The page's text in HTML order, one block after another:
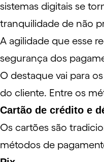
sistemas digitais se
tranquilidade de não
A agilidade que esse
segurança dos
O destaque vai para
do cliente. Entre os
Cartão de crédito e
Os cartões são
métodos de